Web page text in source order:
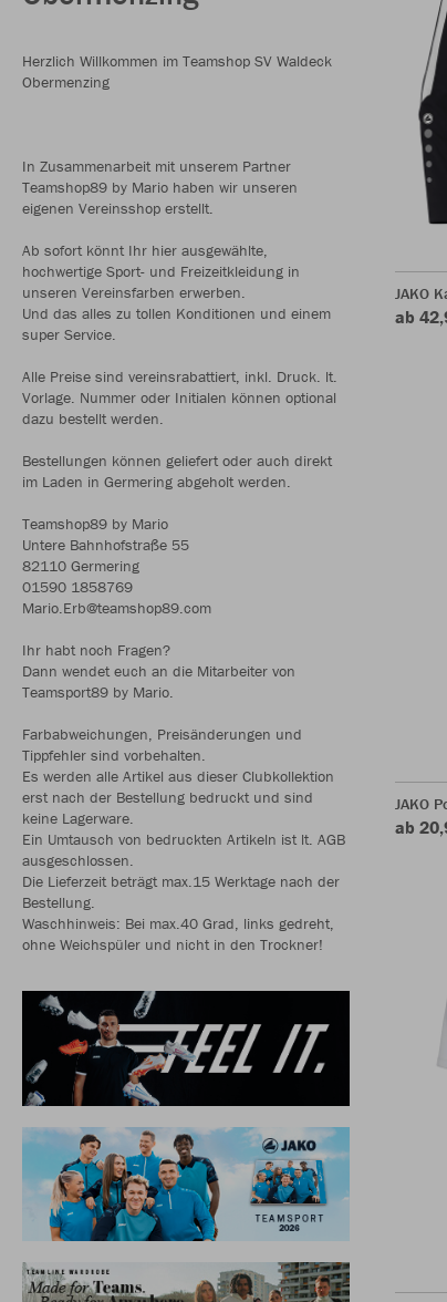
Herzlich Willkommen im Teamshop SV Waldeck
Obermenzing
In Zusammenarbeit mit unserem Partner
Teamshop89 by Mario haben wir unseren
eigenen Vereinsshop erstellt.
Ab sofort könnt Ihr hier ausgewählte,
hochwertige Sport- und Freizeitkleidung in
unseren Vereinsfarben erwerben.
Und das alles zu tollen Konditionen und einem
super Service.
Alle Preise sind vereinsrabattiert, inkl. Druck. lt.
Vorlage. Nummer oder Initialen können optional
dazu bestellt werden.
Bestellungen können geliefert oder auch direkt
im Laden in Germering abgeholt werden.
Teamshop89 by Mario
Untere Bahnhofstraße 55
82110 Germering
01590 1858769
Mario.Erb@teamshop89.com
Ihr habt noch Fragen?
Dann wendet euch an die Mitarbeiter von
Teamsport89 by Mario.
Farbabweichungen, Preisänderungen und
Tippfehler sind vorbehalten.
Es werden alle Artikel aus dieser Clubkollektion
erst nach der Bestellung bedruckt und sind
keine Lagerware.
Ein Umtausch von bedruckten Artikeln ist lt. AGB
ausgeschlossen.
Die Lieferzeit beträgt max.15 Werktage nach der
Bestellung.
Waschhinweis: Bei max.40 Grad, links gedreht,
ohne Weichspüler und nicht in den Trockner!
JAKO
ab
JAKO
ab